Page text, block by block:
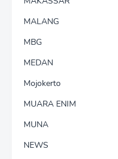
MALANG
MBG
MEDAN
Mojokerto
MUARA ENIM
MUNA
NEWS